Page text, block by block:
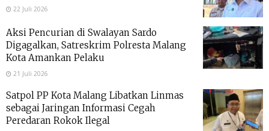
22 Juli 2026
Aksi Pencurian di Swalayan Sardo
Digagalkan, Satreskrim Polresta Malang
Kota Amankan Pelaku
21 Juli 2026
Satpol PP Kota Malang Libatkan Linmas
sebagai Jaringan Informasi Cegah
Peredaran Rokok Ilegal